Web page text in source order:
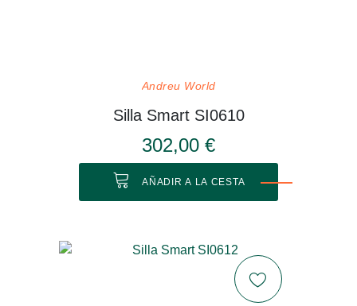
Andreu World
Silla Smart SI0610
302,00 €
AÑADIR A LA CESTA